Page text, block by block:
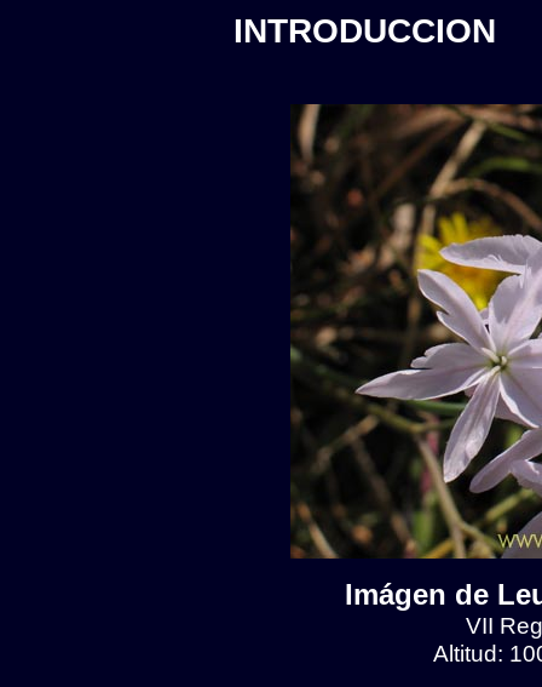
INTRODUCCION
Imágen de
VII
Altitud: